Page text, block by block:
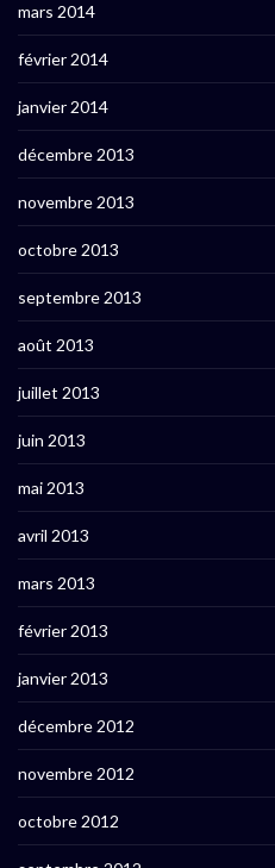
mars 2014
février 2014
janvier 2014
décembre 2013
novembre 2013
octobre 2013
septembre 2013
août 2013
juillet 2013
juin 2013
mai 2013
avril 2013
mars 2013
février 2013
janvier 2013
décembre 2012
novembre 2012
octobre 2012